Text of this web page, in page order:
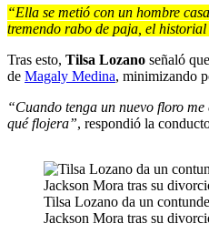
“Ella se metió con un hombre
tremendo rabo de paja, el
Tras esto, Tilsa Lozano señaló
de Magaly Medina, minimizando
“Cuando tenga un nuevo floro me
qué flojera”, respondió la
Tilsa Lozano da un
Jackson Mora tras su